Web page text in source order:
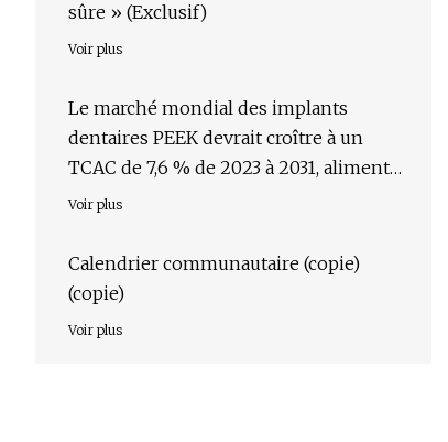
sûre » (Exclusif)
Voir plus
Le marché mondial des implants
dentaires PEEK devrait croître à un
TCAC de 7,6 % de 2023 à 2031, alimenté
par la demande croissante et les
traditionnels
Voir plus
Calendrier communautaire (copie)
(copie)
Voir plus